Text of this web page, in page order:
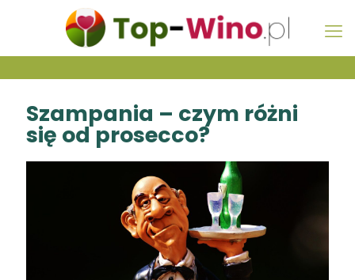
Szampania – czym różni
się od prosecco?